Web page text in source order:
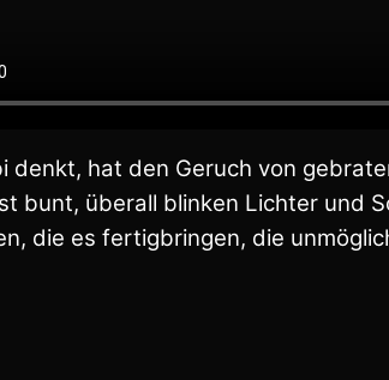
denkt, hat den Geruch von
bunt, überall blinken Lichter und
die es fertigbringen, die